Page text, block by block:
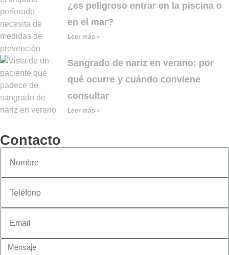
¿es peligroso entrar en la piscina o
en el mar?
Leer más »
Sangrado de nariz en verano: por
qué ocurre y cuándo conviene
consultar
Leer más »
Contacto